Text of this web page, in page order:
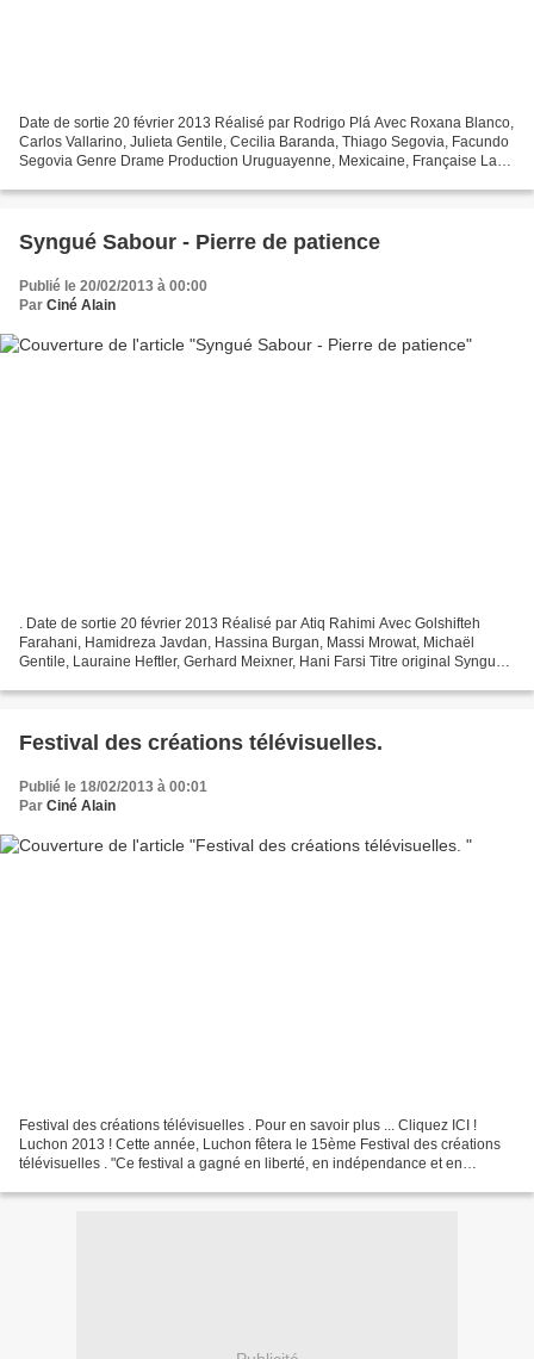
Date de sortie 20 février 2013 Réalisé par Rodrigo Plá Avec Roxana Blanco,
Carlos Vallarino, Julieta Gentile, Cecilia Baranda, Thiago Segovia, Facundo
Segovia Genre Drame Production Uruguayenne, Mexicaine, Française La
Syngué Sabour - Pierre de patience
Publié le 20/02/2013 à 00:00
Par Ciné Alain
. Date de sortie 20 février 2013 Réalisé par Atiq Rahimi Avec Golshifteh
Farahani, Hamidreza Javdan, Hassina Burgan, Massi Mrowat, Michaël
Gentile, Lauraine Heftler, Gerhard Meixner, Hani Farsi Titre original Syngué
Festival des créations télévisuelles.
Publié le 18/02/2013 à 00:01
Par Ciné Alain
Festival des créations télévisuelles . Pour en savoir plus ... Cliquez ICI !
Luchon 2013 ! Cette année, Luchon fêtera le 15ème Festival des créations
télévisuelles . "Ce festival a gagné en liberté, en indépendance et en